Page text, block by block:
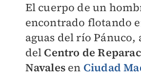
El cuerpo de un
encontrado flotando
aguas del río Pánuco,
del Centro de
Navalesen Ciudad